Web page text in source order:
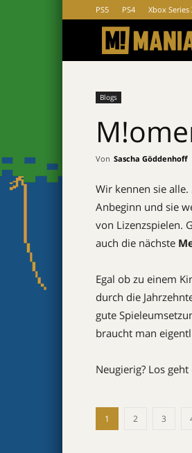
PS5 PS4 Xbox Series
Blogs
Von Sascha Göddenhoff
Wir kennen sie
Anbeginn und sie
von Lizenzspielen.
auch die nächste
Egal ob zu einem
durch die
gute
braucht man
Neugierig? Los geht
1 2 3